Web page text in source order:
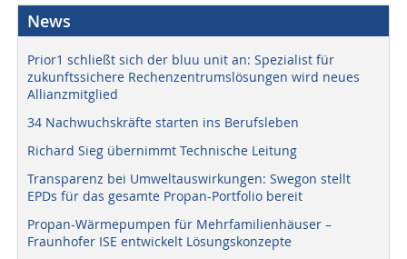
News
Prior1 schließt sich der bluu unit an: Spezialist für
zukunftssichere Rechenzentrumslösungen wird neues
Allianzmitglied
34 Nachwuchskräfte starten ins Berufsleben
Richard Sieg übernimmt Technische Leitung
Transparenz bei Umweltauswirkungen: Swegon stellt
EPDs für das gesamte Propan-Portfolio bereit
Propan-Wärmepumpen für Mehrfamilienhäuser –
Fraunhofer ISE entwickelt Lösungskonzepte